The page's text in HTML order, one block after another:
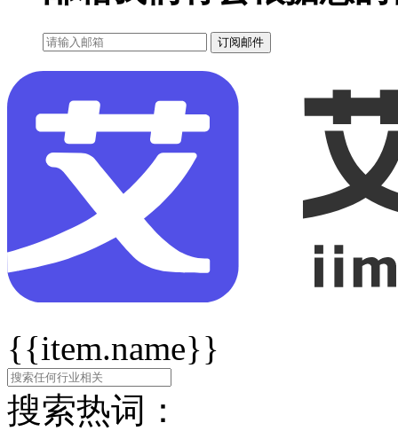
订阅邮件
{{item.name}}
搜索热词：